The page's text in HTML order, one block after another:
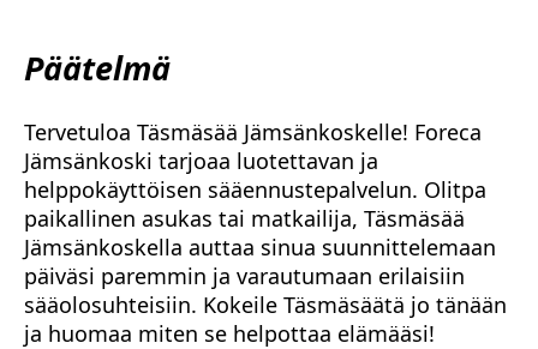
Päätelmä
Tervetuloa Täsmäsää Jämsänkoskelle! Foreca
Jämsänkoski tarjoaa luotettavan ja
helppokäyttöisen sääennustepalvelun. Olitpa
paikallinen asukas tai matkailija, Täsmäsää
Jämsänkoskella auttaa sinua suunnittelemaan
päiväsi paremmin ja varautumaan erilaisiin
sääolosuhteisiin. Kokeile Täsmäsäätä jo tänään
ja huomaa miten se helpottaa elämääsi!